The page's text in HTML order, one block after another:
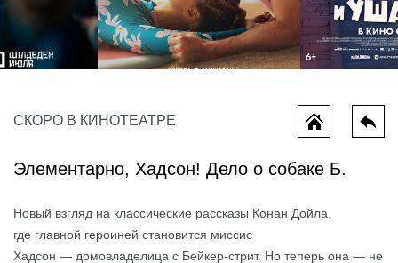
СКОРО В КИНОТЕАТРЕ
Элементарно, Хадсон! Дело о собаке Б.
Новый взгляд на классические рассказы Конан Дойла,
где главной героиней становится миссис
Хадсон — домовладелица с Бейкер-стрит. Но теперь она — не